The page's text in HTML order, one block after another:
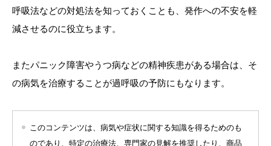
呼吸法などの対処法を知っておくことも、発作への不安を軽
減させるのに役立ちます。
またパニック障害やうつ病などの精神疾患がある場合は、そ
の病気を治療することが過呼吸の予防にもなります。
このコンテンツは、病気や症状に関する知識を得るためのも
のであり、特定の治療法、専門家の見解を推奨したり、商品